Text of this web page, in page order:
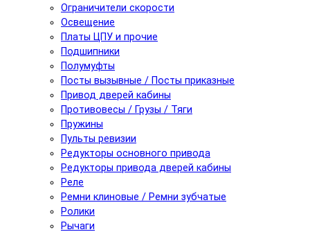
Ограничители скорости
Освещение
Платы ЦПУ и прочие
Подшипники
Полумуфты
Посты вызывные / Посты приказные
Привод дверей кабины
Противовесы / Грузы / Тяги
Пружины
Пульты ревизии
Редукторы основного привода
Редукторы привода дверей кабины
Реле
Ремни клиновые / Ремни зубчатые
Ролики
Рычаги